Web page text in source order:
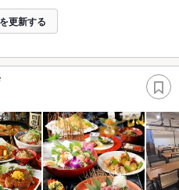
更新する